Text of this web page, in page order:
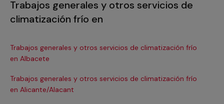
Trabajos generales y otros servicios de
climatización frío en
Trabajos generales y otros servicios de climatización frío
en Albacete
Trabajos generales y otros servicios de climatización frío
en Alicante/Alacant